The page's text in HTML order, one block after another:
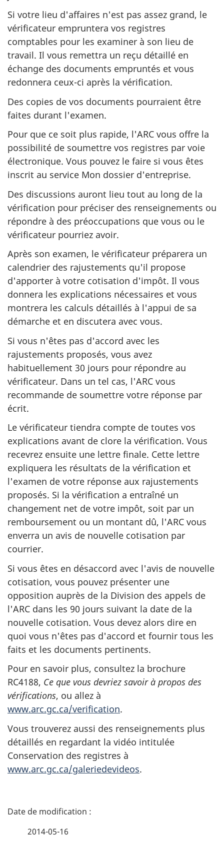
Si votre lieu d'affaires n'est pas assez grand, le
vérificateur empruntera vos registres
comptables pour les examiner à son lieu de
travail. Il vous remettra un reçu détaillé en
échange des documents empruntés et vous
redonnera ceux-ci après la vérification.
Des copies de vos documents pourraient être
faites durant l'examen.
Pour que ce soit plus rapide, l'ARC vous offre la
possibilité de soumettre vos registres par voie
électronique. Vous pouvez le faire si vous êtes
inscrit au service Mon dossier d'entreprise.
Des discussions auront lieu tout au long de la
vérification pour préciser des renseignements ou
répondre à des préoccupations que vous ou le
vérificateur pourriez avoir.
Après son examen, le vérificateur préparera un
calendrier des rajustements qu'il propose
d'apporter à votre cotisation d'impôt. Il vous
donnera les explications nécessaires et vous
montrera les calculs détaillés à l'appui de sa
démarche et en discutera avec vous.
Si vous n'êtes pas d'accord avec les
rajustements proposés, vous avez
habituellement 30 jours pour répondre au
vérificateur. Dans un tel cas, l'ARC vous
recommande de soumettre votre réponse par
écrit.
Le vérificateur tiendra compte de toutes vos
explications avant de clore la vérification. Vous
recevrez ensuite une lettre finale. Cette lettre
expliquera les résultats de la vérification et
l'examen de votre réponse aux rajustements
proposés. Si la vérification a entraîné un
changement net de votre impôt, soit par un
remboursement ou un montant dû, l'ARC vous
enverra un avis de nouvelle cotisation par
courrier.
Si vous êtes en désaccord avec l'avis de nouvelle
cotisation, vous pouvez présenter une
opposition auprès de la Division des appels de
l'ARC dans les 90 jours suivant la date de la
nouvelle cotisation. Vous devez alors dire en
quoi vous n'êtes pas d'accord et fournir tous les
faits et les documents pertinents.
Pour en savoir plus, consultez la brochure
RC4188, Ce que vous devriez savoir à propos des
vérifications, ou allez à
www.arc.gc.ca/verification.
Vous trouverez aussi des renseignements plus
détaillés en regardant la vidéo intitulée
Conservation des registres à
www.arc.gc.ca/galeriedevideos.
D
2014-05-16